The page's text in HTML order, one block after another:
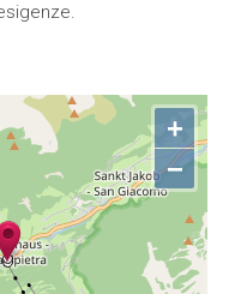
+
−